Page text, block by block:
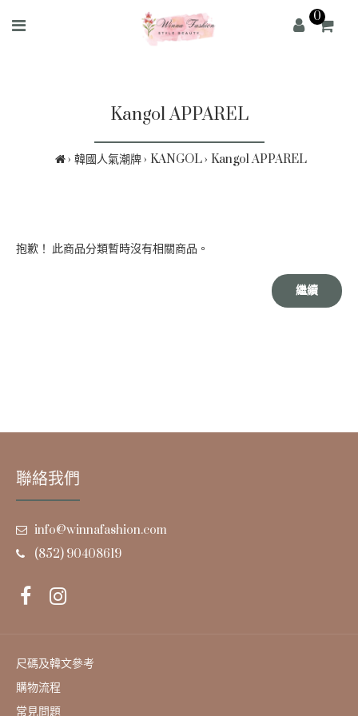
0
Kangol APPAREL
韓國人氣潮牌 KANGOL Kangol APPAREL
抱歉！ 此商品分類暫時沒有相關商品。
繼續
聯絡我們
info@winnafashion.com
(852) 90408619
尺碼及韓文參考
購物流程
常見問題